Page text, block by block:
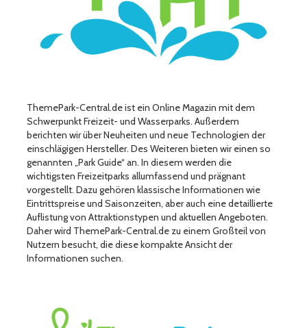
ThemePark-Central.de ist ein Online Magazin mit dem
Schwerpunkt Freizeit- und Wasserparks. Außerdem
berichten wir über Neuheiten und neue Technologien der
einschlägigen Hersteller. Des Weiteren bieten wir einen so
genannten „Park Guide“ an. In diesem werden die
wichtigsten Freizeitparks allumfassend und prägnant
vorgestellt. Dazu gehören klassische Informationen wie
Eintrittspreise und Saisonzeiten, aber auch eine detaillierte
Auflistung von Attraktionstypen und aktuellen Angeboten.
Daher wird ThemePark-Central.de zu einem Großteil von
Nutzern besucht, die diese kompakte Ansicht der
Informationen suchen.